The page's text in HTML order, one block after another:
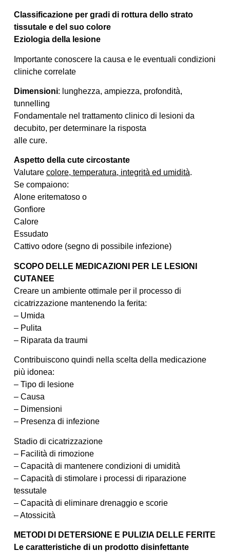
Classificazione per gradi di rottura dello strato
tissutale e del suo colore
Eziologia della lesione
Importante conoscere la causa e le eventuali condizioni
cliniche correlate
Dimensioni: lunghezza, ampiezza, profondità,
tunnelling
Fondamentale nel trattamento clinico di lesioni da
decubito, per determinare la risposta
alle cure.
Aspetto della cute circostante
Valutare colore, temperatura, integrità ed umidità.
Se compaiono:
Alone eritematoso o
Gonfiore
Calore
Essudato
Cattivo odore (segno di possibile infezione)
SCOPO DELLE MEDICAZIONI PER LE LESIONI
CUTANEE
Creare un ambiente ottimale per il processo di
cicatrizzazione mantenendo la ferita:
– Umida
– Pulita
– Riparata da traumi
Contribuiscono quindi nella scelta della medicazione
più idonea:
– Tipo di lesione
– Causa
– Dimensioni
– Presenza di infezione
Stadio di cicatrizzazione
– Facilità di rimozione
– Capacità di mantenere condizioni di umidità
– Capacità di stimolare i processi di riparazione
tessutale
– Capacità di eliminare drenaggio e scorie
– Atossicità
METODI DI DETERSIONE E PULIZIA DELLE FERITE
Le caratteristiche di un prodotto disinfettante